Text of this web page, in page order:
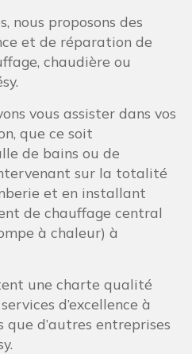
nous proposons des
et de réparation de
chaudière ou
vous assister dans vos
que ce soit
de bains ou de
sur la totalité
et en installant
de chauffage central
à chaleur) à
une charte qualité
d’excellence à
que d’autres entreprises